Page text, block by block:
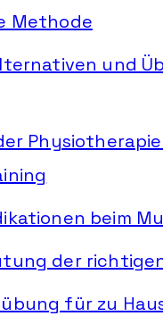
Methode
und
beim
der
für zu